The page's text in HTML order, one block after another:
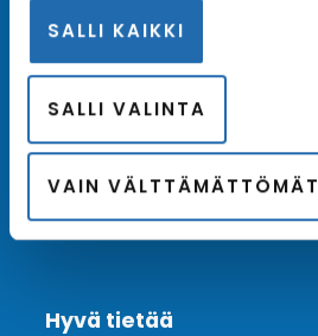
SALLI KAIKKI
SALLI VALINTA
VAIN VÄLTTÄMÄTTÖMÄT
Ota yhteyttä
Asiakaspalvelu
Lähetä tarjouspyyntö
Varaa risteily
Hyvä tietää